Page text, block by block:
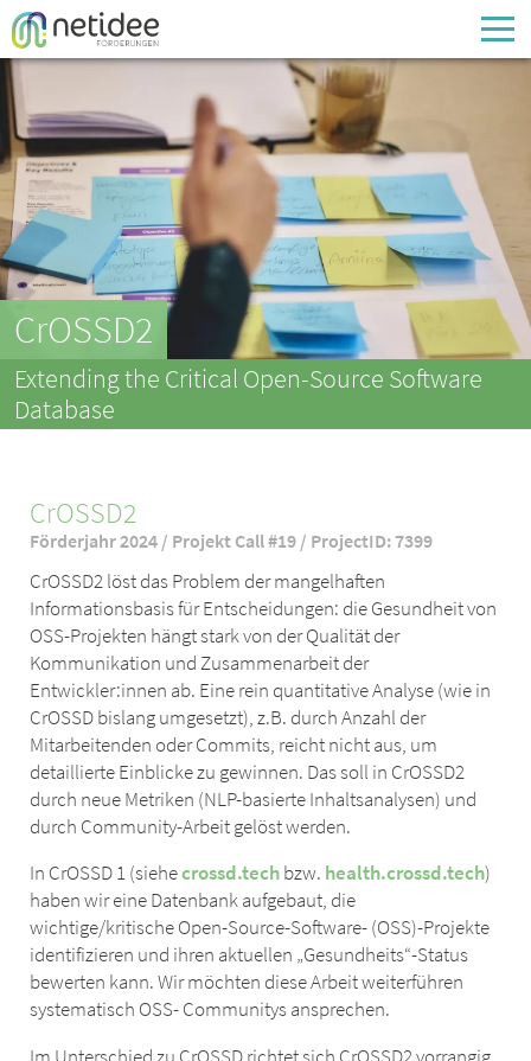
Enter your username or email address
Passwort
Passwort vergessen
CrOSSD2
Extending the Critical Open-Source Software
Database
CrOSSD2
Förderjahr 2024 / Projekt Call #19 / ProjectID: 7399
CrOSSD2 löst das Problem der mangelhaften
Informationsbasis für Entscheidungen: die Gesundheit von
OSS-Projekten hängt stark von der Qualität der
Kommunikation und Zusammenarbeit der
Entwickler:innen ab. Eine rein quantitative Analyse (wie in
CrOSSD bislang umgesetzt), z.B. durch Anzahl der
Mitarbeitenden oder Commits, reicht nicht aus, um
detaillierte Einblicke zu gewinnen. Das soll in CrOSSD2
durch neue Metriken (NLP-basierte Inhaltsanalysen) und
durch Community-Arbeit gelöst werden.
In CrOSSD 1 (siehecrossd.techbzw. health.crossd.tech)
haben wir eine Datenbank aufgebaut, die
wichtige/kritische Open-Source-Software- (OSS)-Projekte
identifizieren und ihren aktuellen „Gesundheits“-Status
bewerten kann. Wir möchten diese Arbeit weiterführen
systematisch OSS- Communitys ansprechen.